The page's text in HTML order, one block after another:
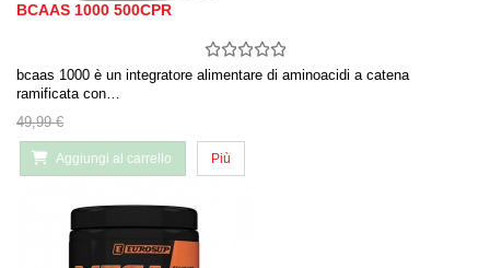
BCAAS 1000 500CPR
bcaas 1000 è un integratore alimentare di aminoacidi a catena
ramificata con…
49,99 €
Aggiungi al carrello Più